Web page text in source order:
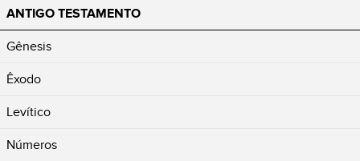
ANTIGO TESTAMENTO
Gênesis
Êxodo
Levítico
Números